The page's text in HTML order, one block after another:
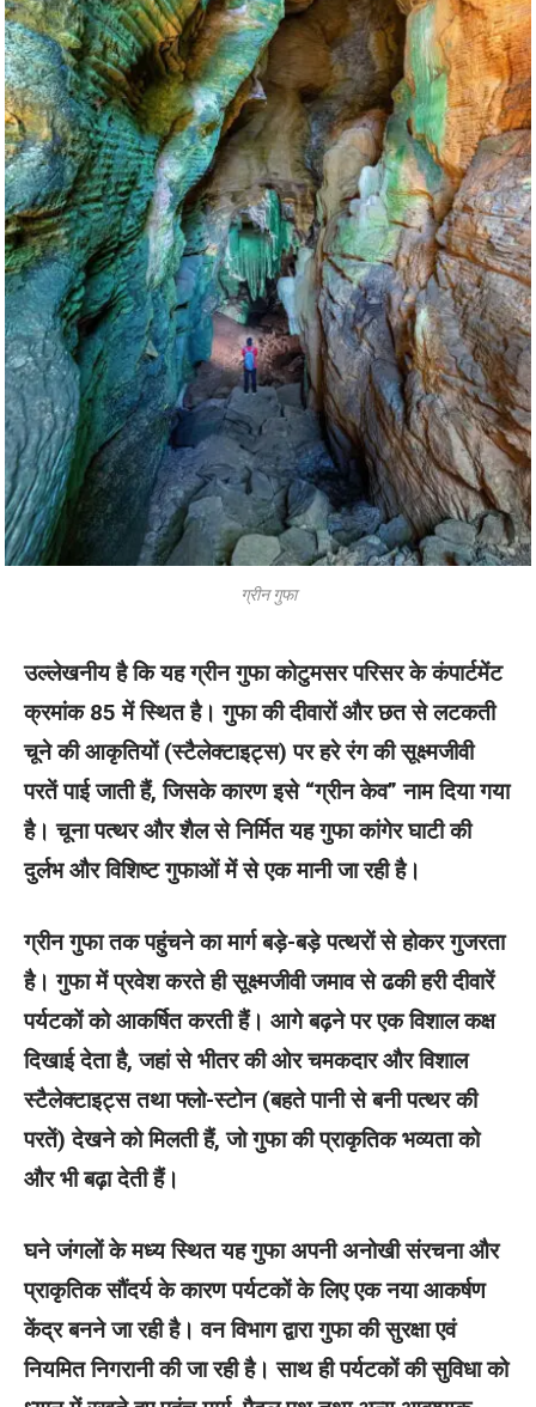
ग्रीन गुफा
उल्लेखनीय है कि यह ग्रीन गुफा कोटुमसर परिसर के कंपार्टमेंट
क्रमांक 85 में स्थित है। गुफा की दीवारों और छत से लटकती
चूने की आकृतियों (स्टैलेक्टाइट्स) पर हरे रंग की सूक्ष्मजीवी
परतें पाई जाती हैं, जिसके कारण इसे “ग्रीन केव” नाम दिया गया
है। चूना पत्थर और शैल से निर्मित यह गुफा कांगेर घाटी की
दुर्लभ और विशिष्ट गुफाओं में से एक मानी जा रही है।
ग्रीन गुफा तक पहुंचने का मार्ग बड़े-बड़े पत्थरों से होकर गुजरता
है। गुफा में प्रवेश करते ही सूक्ष्मजीवी जमाव से ढकी हरी दीवारें
पर्यटकों को आकर्षित करती हैं। आगे बढ़ने पर एक विशाल कक्ष
दिखाई देता है, जहां से भीतर की ओर चमकदार और विशाल
स्टैलेक्टाइट्स तथा फ्लो-स्टोन (बहते पानी से बनी पत्थर की
परतें) देखने को मिलती हैं, जो गुफा की प्राकृतिक भव्यता को
और भी बढ़ा देती हैं।
घने जंगलों के मध्य स्थित यह गुफा अपनी अनोखी संरचना और
प्राकृतिक सौंदर्य के कारण पर्यटकों के लिए एक नया आकर्षण
केंद्र बनने जा रही है। वन विभाग द्वारा गुफा की सुरक्षा एवं
नियमित निगरानी की जा रही है। साथ ही पर्यटकों की सुविधा को